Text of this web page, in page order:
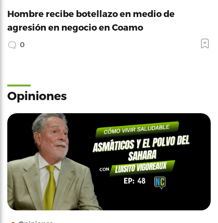
Hombre recibe botellazo en medio de
agresión en negocio en Coamo
0
Opiniones